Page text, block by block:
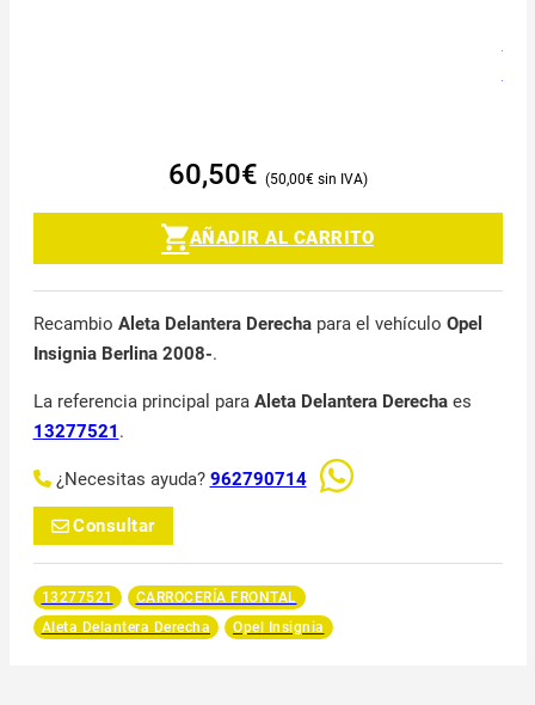
60,50€ 50,00€
AÑADIR AL CARRITO
Recambio Aleta Delantera Derechapara el vehículo Opel
Insignia Berlina 2008-.
La referencia principal para Aleta Delantera Derechaes
13277521 .
¿Necesitas ayuda? 962790714
Consultar
13277521
CARROCERÍA FRONTAL
Aleta Delantera Derecha
Opel Insignia